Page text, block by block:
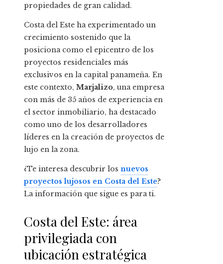
propiedades de gran calidad.
Costa del Este ha experimentado un
crecimiento sostenido que la
posiciona como el epicentro de los
proyectos residenciales más
exclusivos en la capital panameña. En
este contexto, Marjalizo, una empresa
con más de 35 años de experiencia en
el sector inmobiliario, ha destacado
como uno de los desarrolladores
líderes en la creación de proyectos de
lujo en la zona.
¿Te interesa descubrir los nuevos
proyectos lujosos en Costa del Este?
La información que sigue es para ti.
Costa del Este: área
privilegiada con
ubicación estratégica